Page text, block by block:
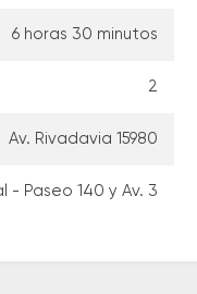
6 horas 30 minutos
2
Av. Rivadavia 15980
- Paseo 140 y Av. 3